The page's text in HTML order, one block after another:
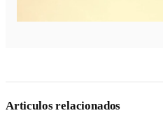
Articulos relacionados